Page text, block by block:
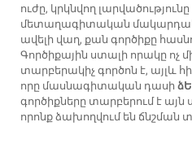
ուժը, կրկնվող լարվածությունը
մետաղագիտական
ավելի վաղ, քան գործիքը
Գործիքային ստալի որակը ոչ
տարբերակիչ գործոն է,
որը մասնագիտական դասի
գործիքները տարբերում է
որոնք ձախողվում են ճնշման